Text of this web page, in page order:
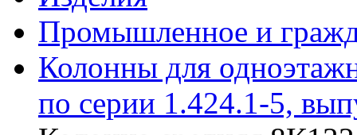
Промышленное и
Колонны для
по серии 1.424.1-5,